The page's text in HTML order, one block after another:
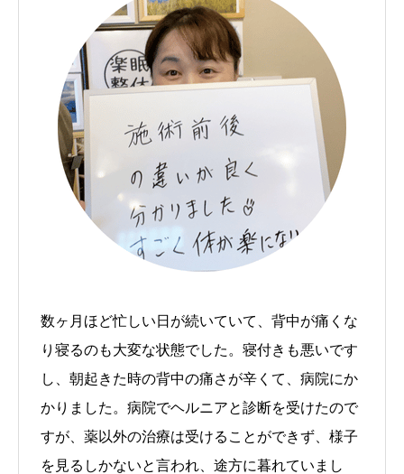
数ヶ月ほど忙しい日が続いていて、背中が痛くな
り寝るのも大変な状態でした。寝付きも悪いです
し、朝起きた時の背中の痛さが辛くて、病院にか
かりました。病院でヘルニアと診断を受けたので
すが、薬以外の治療は受けることができず、様子
を見るしかないと言われ、途方に暮れていまし